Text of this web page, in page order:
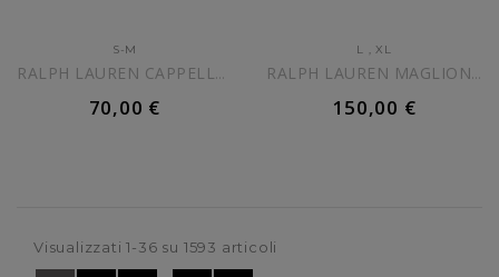
S-M
RALPH LAUREN CAPPELLO NERO...
70,00 €
AGGIUNGI AL CARRELLO
L ,XL
RALPH LAUREN MAGLIONE...
150,00 €
AGGIUNGI AL CARRELLO
Visualizzati 1-36 su 1593 articoli